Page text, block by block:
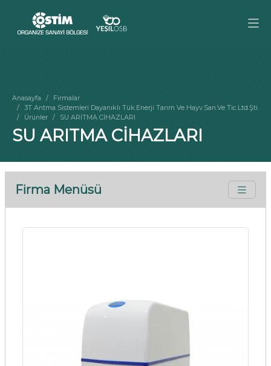
Anasayfa
Firmalar
3T Arıtma Sistemleri Dayanıklı Tük.Enerji Tarım Ve Hayv.San.Ve Tic.Ltd.Şti.
Ürünler
SU ARITMA CİHAZLARI
SU ARITMA CİHAZLARI
Firma Menüsü